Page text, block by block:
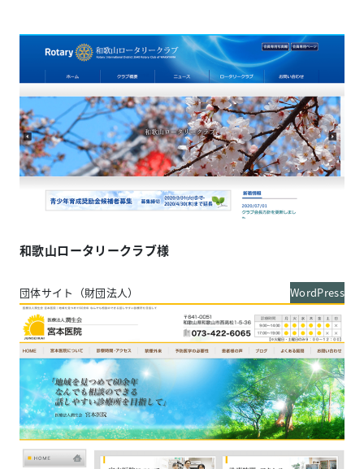
和歌山ロータリークラブ様
団体サイト（財団法人） WordPress